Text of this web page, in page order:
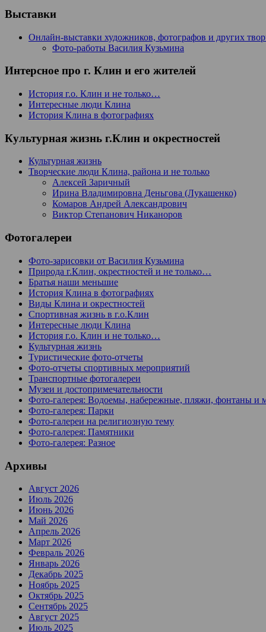
Выставки
Онлайн-выставки художников, фотографов и других
Фото-работы Василия Кузьмина
Интерсное про г. Клин и его жителей
История г.о. Клин и не только…
Интересные люди Клина
История Клина в фотографиях
Культурная жизнь г.Клин и окрестностей
Культурная жизнь
Творческие люди Клина, района и не только
Алексей Заричный
Ирина Владимировна Деньгова (Лукашенко)
Комаров Андрей Александрович
Виктор Степанович Никаноров
Фотогалереи
Фото-зарисовки от Василия Кузьмина
Природа г.Клин, окрестностей и не только…
Братья наши меньшие
История Клина в фотографиях
Виды Клина и окрестностей
Спортивная жизнь в г.о.Клин
Интересные люди Клина
История г.о. Клин и не только…
Культурная жизнь
Туристические фото-отчеты
Фото-отчеты спортивных мероприятий
Транспортные фотогалереи
Музеи и достопримечательности
Фото-галерея: Водоемы, набережные, пляжи, фонтаны и
Фото-галерея: Парки
Фото-галереи на религиозную тему
Фото-галерея: Памятники
Фото-галерея: Разное
Архивы
Август 2026
Июль 2026
Июнь 2026
Май 2026
Апрель 2026
Март 2026
Февраль 2026
Январь 2026
Декабрь 2025
Ноябрь 2025
Октябрь 2025
Сентябрь 2025
Август 2025
Июль 2025